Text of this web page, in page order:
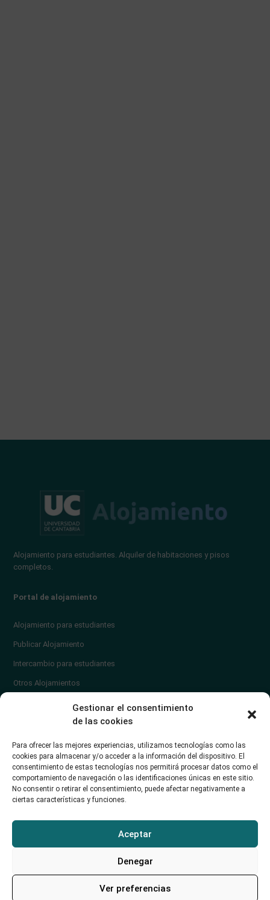
Gestionar el consentimiento
de las cookies
Para ofrecer las mejores experiencias, utilizamos tecnologías como las
cookies para almacenar y/o acceder a la información del dispositivo. El
consentimiento de estas tecnologías nos permitirá procesar datos como el
comportamiento de navegación o las identificaciones únicas en este sitio.
No consentir o retirar el consentimiento, puede afectar negativamente a
ciertas características y funciones.
Aceptar
Denegar
Ver preferencias
Alojamiento para estudiantes. Alquiler de habitaciones y pisos
completos.
Portal de alojamiento
Alojamiento para estudiantes
Publicar Alojamiento
Intercambio para estudiantes
Otros Alojamientos
¿Cómo publicar un anuncio?
Contacto
soporte@alojamientounican.es
Alojamiento Universidad de Cantabria Copyright © 2023​